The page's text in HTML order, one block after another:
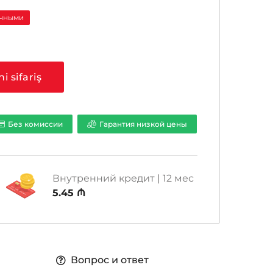
sifariş
Без комиссии Гарантия низкой цены
Внутренний кредит | 12 мес
5.45 ₼
Вопрос и ответ